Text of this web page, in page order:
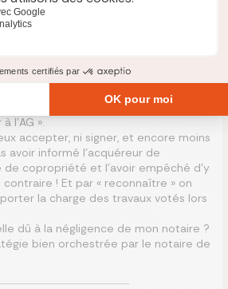
par mail, dès le 18 mai, pour
J’ai sollicité plusieurs fois mon
été fixé le 2 juillet. Je viens
24h plus tôt. Il y est
ne pas avoir donné pouvoir à
l’AG ».
accepter, ni signer, et encore moins
avoir informé l’acquéreur de
de copropriété et l’avoir empêché d’y
contraire ! Et par « reconnaître » on
la charge des travaux votés lors
dû à la négligence de mon notaire ?
bien orchestrée par le notaire de